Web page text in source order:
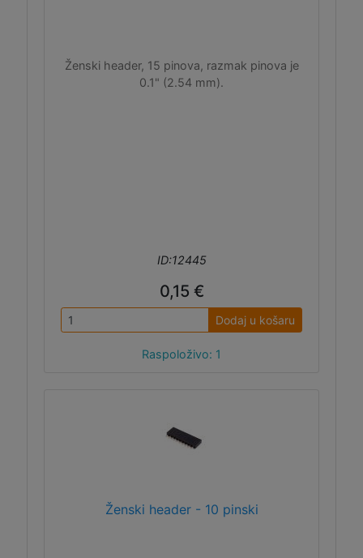
Ženski header, 15 pinova, razmak pinova je
0.1" (2.54 mm).
ID:12445
0,15 €
Dodaj u košaru
Raspoloživo: 1
Ženski header - 10 pinski